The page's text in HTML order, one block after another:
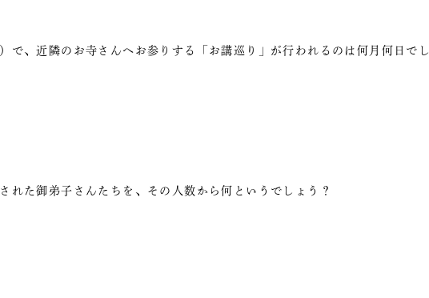
で、近隣のお寺さんへお参りする「お講巡り」が行われるのは何月何日でし
れた御弟子さんたちを、その人数から何というでしょう？